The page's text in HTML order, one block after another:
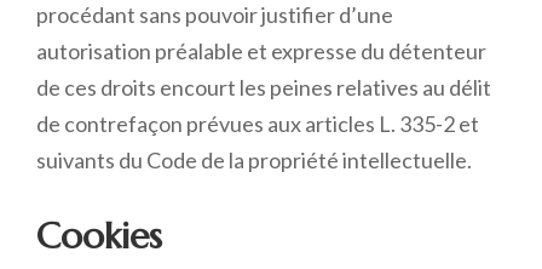
procédant sans pouvoir justifier d’une
autorisation préalable et expresse du détenteur
de ces droits encourt les peines relatives au délit
de contrefaçon prévues aux articles L. 335-2 et
suivants du Code de la propriété intellectuelle.
Cookies